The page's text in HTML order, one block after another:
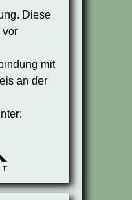
Diese
vor
mit
an der